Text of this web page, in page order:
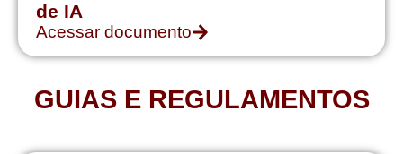
de IA
Acessar documento
GUIAS E REGULAMENTOS